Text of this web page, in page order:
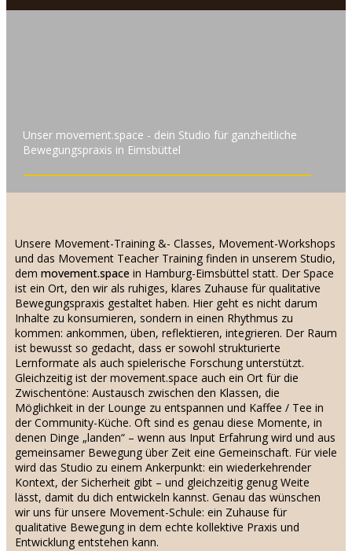
Unser movement.space - dein Studio für ganzheitliche
Bewegungspraxis in Eimsbüttel
Unsere Movement-Training &- Classes, Movement-Workshops
und das Movement Teacher Training finden in unserem Studio,
dem movement.space in Hamburg-Eimsbüttel statt. Der Space
ist ein Ort, den wir als ruhiges, klares Zuhause für qualitative
Bewegungspraxis gestaltet haben. Hier geht es nicht darum
Inhalte zu konsumieren, sondern in einen Rhythmus zu
kommen: ankommen, üben, reflektieren, integrieren. Der Raum
ist bewusst so gedacht, dass er sowohl strukturierte
Lernformate als auch spielerische Forschung unterstützt.
Gleichzeitig ist der movement.space auch ein Ort für die
Zwischentöne: Austausch zwischen den Klassen, die
Möglichkeit in der Lounge zu entspannen und Kaffee / Tee in
der Community-Küche. Oft sind es genau diese Momente, in
denen Dinge „landen“ – wenn aus Input Erfahrung wird und aus
gemeinsamer Bewegung über Zeit eine Gemeinschaft. Für viele
wird das Studio zu einem Ankerpunkt: ein wiederkehrender
Kontext, der Sicherheit gibt – und gleichzeitig genug Weite
lässt, damit du dich entwickeln kannst. Genau das wünschen
wir uns für unsere Movement-Schule: ein Zuhause für
qualitative Bewegung in dem echte kollektive Praxis und
Entwicklung entstehen kann.